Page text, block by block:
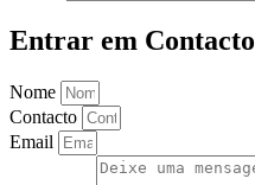
Entrar em Contacto
Nome
Contacto
Email